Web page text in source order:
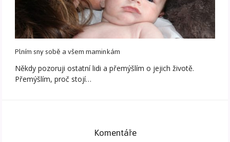
Plním sny sobě a všem maminkám
Někdy pozoruji ostatní lidi a přemýšlím o jejich životě.
Přemýšlím, proč stojí…
Komentáře